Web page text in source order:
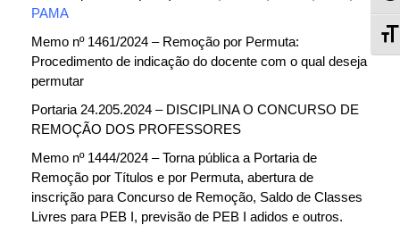
PAMA
Memo nº 1461/2024 – Remoção por Permuta:
Procedimento de indicação do docente com o qual deseja
permutar
Portaria 24.205.2024 – DISCIPLINA O CONCURSO DE
REMOÇÃO DOS PROFESSORES
Memo nº 1444/2024 – Torna pública a Portaria de
Remoção por Títulos e por Permuta, abertura de
inscrição para Concurso de Remoção, Saldo de Classes
Livres para PEB I, previsão de PEB I adidos e outros.